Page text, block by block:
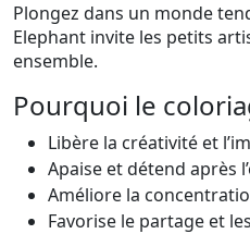
Plongez dans un monde
Elephant invite les petits
ensemble.
Pourquoi le
Libère la créativité et
Apaise et détend après
Améliore la
Favorise le partage et